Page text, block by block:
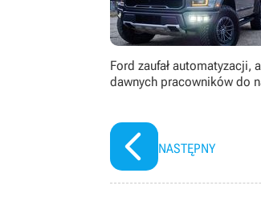
Ford zaufał automatyzacji,
dawnych pracowników do
NASTĘPNY